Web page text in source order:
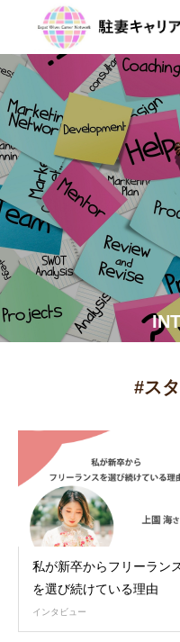
#ス
私が新卒からフリーラン
を選び続けている理由
インタビュー